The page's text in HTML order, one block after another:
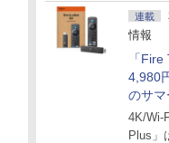
連載
情報
「
4,980
のサ
4K/Wi-
Plus」